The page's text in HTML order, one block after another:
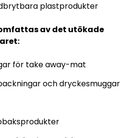
plastprodukter
av det utökade
för take away-mat
och dryckesmuggar